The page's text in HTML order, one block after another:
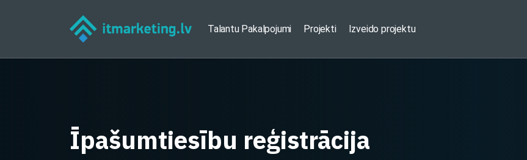
Talantu Pakalpojumi Projekti Izveido projektu
Īpašumtiesību reģistrācija